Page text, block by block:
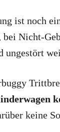
ist noch
bei Nicht-
ungestört
keine